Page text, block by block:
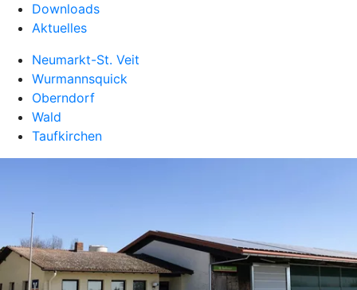
Downloads
Aktuelles
Neumarkt-St. Veit
Wurmannsquick
Oberndorf
Wald
Taufkirchen